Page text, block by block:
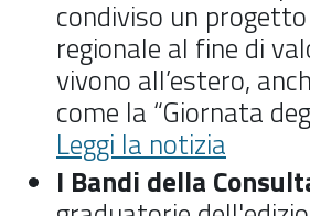
condiviso un
regionale al fine di
vivono all’estero,
come la “Giornata
Leggi la notizia
I Bandi della